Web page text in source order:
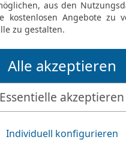
25 Und er
das an
beiden
26
und er
dem
mit Öl
die
und er
Hände